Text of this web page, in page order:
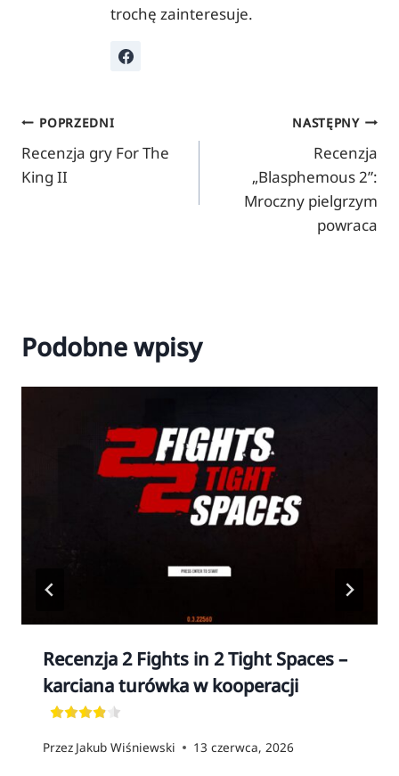
trochę zainteresuje.
Nawigacja
wpisu
POPRZEDNI
Recenzja gry For The
King II
NASTĘPNY
Recenzja
„Blasphemous 2”:
Mroczny pielgrzym
powraca
Podobne wpisy
Recenzja 2 Fights in 2 Tight Spaces –
karciana turówka w kooperacji
Przez Jakub Wiśniewski 13 czerwca, 2026